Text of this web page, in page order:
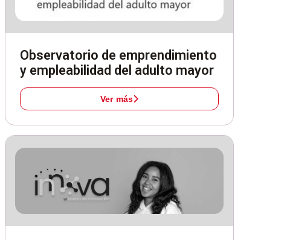
Observatorio de emprendimiento
y empleabilidad del adulto mayor
Ver más